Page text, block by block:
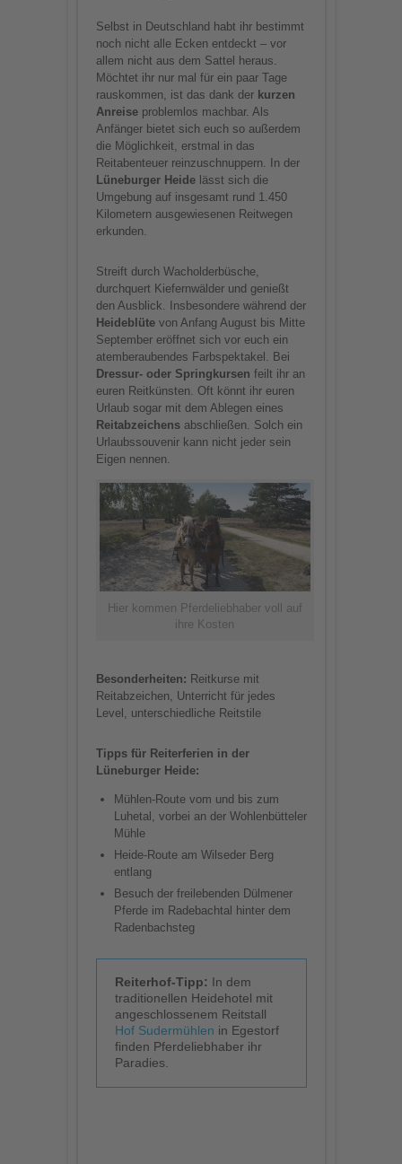
Selbst in Deutschland habt ihr bestimmt
noch nicht alle Ecken entdeckt – vor
allem nicht aus dem Sattel heraus.
Möchtet ihr nur mal für ein paar Tage
rauskommen, ist das dank der kurzen
Anreiseproblemlos machbar. Als
Anfänger bietet sich euch so außerdem
die Möglichkeit, erstmal in das
Reitabenteuer reinzuschnuppern. In der
Lüneburger Heidelässt sich die
Umgebung auf insgesamt rund 1.450
Kilometern ausgewiesenen Reitwegen
erkunden.
Streift durch Wacholderbüsche,
durchquert Kiefernwälder und genießt
den Ausblick. Insbesondere während der
Heideblütevon Anfang August bis Mitte
September eröffnet sich vor euch ein
atemberaubendes Farbspektakel. Bei
Dressur- oder Springkursen feilt ihr an
euren Reitkünsten. Oft könnt ihr euren
Urlaub sogar mit dem Ablegen eines
Reitabzeichensabschließen. Solch ein
Urlaubssouvenir kann nicht jeder sein
Eigen nennen.
Hier kommen Pferdeliebhaber voll auf
ihre Kosten
Besonderheiten: Reitkurse mit
Reitabzeichen, Unterricht für jedes
Level, unterschiedliche Reitstile
Tipps für Reiterferien in der
Lüneburger Heide:
Mühlen-Route vom und bis zum
Luhetal, vorbei an der Wohlenbütteler
Mühle
Heide-Route am Wilseder Berg
entlang
Besuch der freilebenden Dülmener
Pferde im Radebachtal hinter dem
Radenbachsteg
Reiterhof-Tipp: In dem
traditionellen Heidehotel mit
angeschlossenem Reitstall
Hof Sudermühlen in Egestorf
finden Pferdeliebhaber ihr
Paradies.